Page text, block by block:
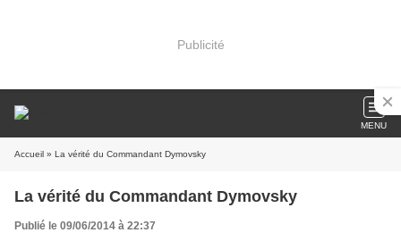
Publicité
MENU
Accueil » La vérité du Commandant Dymovsky
La vérité du Commandant Dymovsky
Publié le 09/06/2014 à 22:37